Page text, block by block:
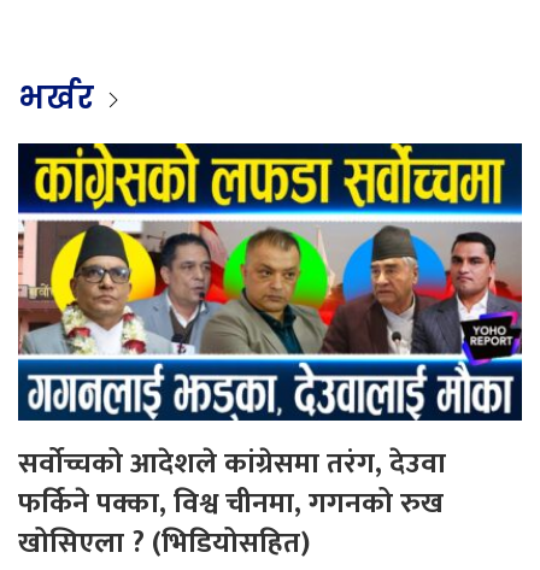
भर्खर
सर्वोच्चको आदेशले कांग्रेसमा तरंग, देउवा
फर्किने पक्का, विश्व चीनमा, गगनको रुख
खोसिएला ? (भिडियोसहित)